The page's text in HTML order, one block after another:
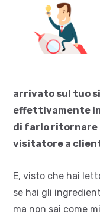
arrivato sul tuo
effettivamente
di farlo ritornare
visitatore a
E, visto che hai
se hai gli
ma non sai come